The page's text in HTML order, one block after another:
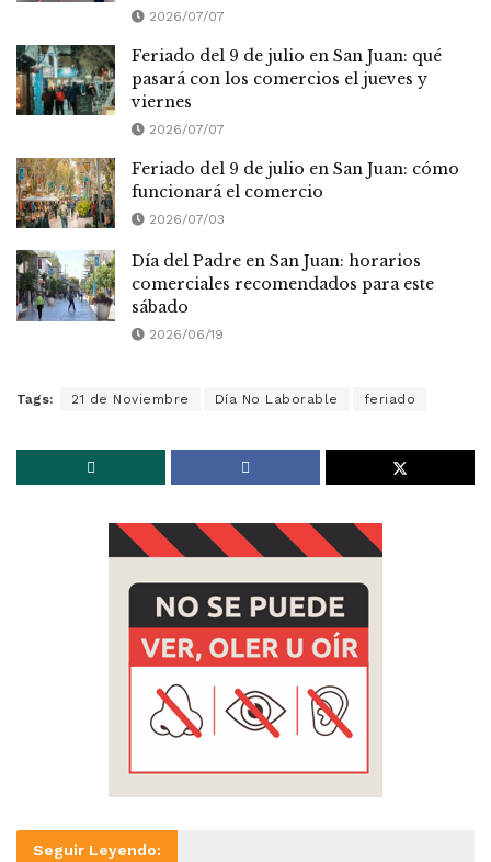
2026/07/07
Feriado del 9 de julio en San Juan: qué
pasará con los comercios el jueves y
viernes
2026/07/07
Feriado del 9 de julio en San Juan: cómo
funcionará el comercio
2026/07/03
Día del Padre en San Juan: horarios
comerciales recomendados para este
sábado
2026/06/19
Tags: 21 de Noviembre Día No Laborable feriado
Seguir Leyendo: